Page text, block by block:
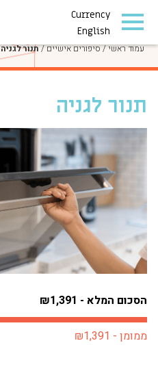
Currency
English
סיפורים אישיים
עמוד ראשי/סיפורים אישיים/תנור לגניה
תנור לגניה
הסכום המלא - ₪1,391
ממומן - ₪1,391